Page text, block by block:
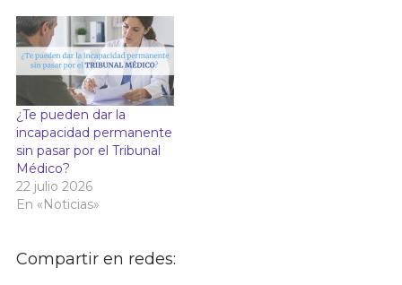
¿Te pueden dar la
incapacidad permanente
sin pasar por el Tribunal
Médico?
22 julio 2026
En «Noticias»
Compartir en redes: